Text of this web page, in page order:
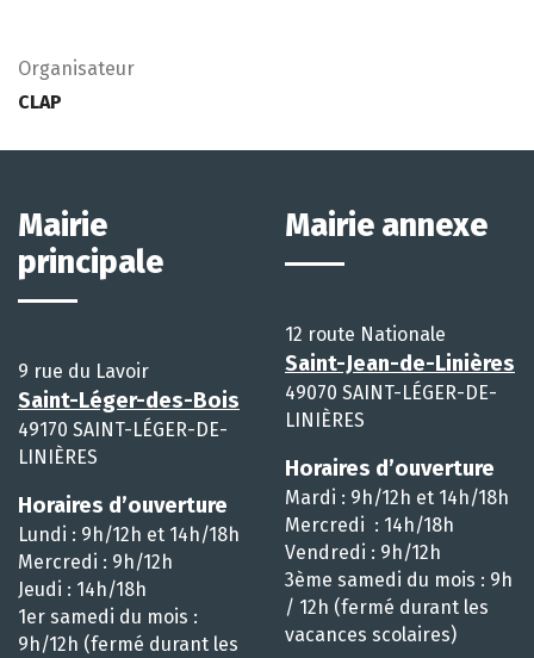
Organisateur
CLAP
Mairie
principale
9 rue du Lavoir
Saint-Léger-des-Bois
49170 SAINT-LÉGER-DE-
LINIÈRES
Horaires d’ouverture
Lundi : 9h/12h et 14h/18h
Mercredi : 9h/12h
Jeudi : 14h/18h
1er samedi du mois :
9h/12h (fermé durant les
Mairie annexe
12 route Nationale
Saint-Jean-de-Linières
49070 SAINT-LÉGER-DE-
LINIÈRES
Horaires d’ouverture
Mardi : 9h/12h et 14h/18h
Mercredi : 14h/18h
Vendredi : 9h/12h
3ème samedi du mois : 9h
/ 12h (fermé durant les
vacances scolaires)